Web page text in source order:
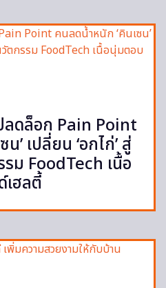
ดล็อก Pain Point
’ เปลี่ยน ‘อกไก่’ สู่
รม FoodTech เนื้อ
เฮลตี้